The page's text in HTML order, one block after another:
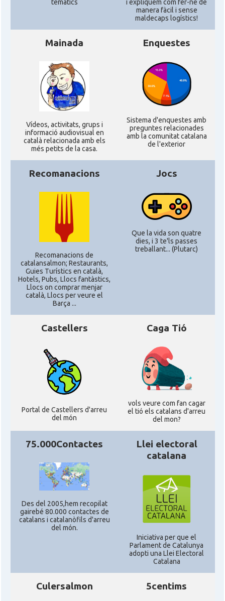
Catalans a Maine, USA
CAMON Catalans a MIAMI
CAMON Catalans a MINNESOTA
CAMON Catalans a NEBRASKA
CAMON Catalans a NEW MEXICO
CAMON Catalans a New Orleans
CAMON
CAMON Catalans a OKLAHOMA
Catalans a ORLANDO
CAMON
Catalans a Philadelphia,
CAMON Catalans a PHOENIX
Catalans a Portland (OR)
CAMON Catalans a PROVIDENCE
Catalans a RENO
CAMON Catalans a SAINT LOUIS
CAMON Catalans a San Antonio - Texas
CAMON Catalans a San Diego
CAMON Catalans a SAN FRANCISCO
Catalans a Sarasota, Florida, USA
temàtics
i expliquem com fer-ne de
manera fàcil i sense
maldecaps logí­stics!
Mainada
Ví­deos, activitats, grups i
informació audiovisual en
català relacionada amb els
més petits de la casa.
Enquestes
Sistema d'enquestes amb
preguntes relacionades
amb la comunitat catalana
de l'exterior
Recomanacions
Recomanacions de
catalansalmon; Restaurants,
Guies Turístics en català,
Hotels, Pubs, Llocs fantàstics,
Llocs on comprar menjar
català, Llocs per veure el
Barça ...
Jocs
Que la vida son quatre
dies, i 3 te'ls passes
treballant... (Plutarc)
Castellers
Portal de Castellers d'arreu
del món
Caga Tió
vols veure com fan cagar
el tió els catalans d'arreu
del mon?
75.000Contactes
Des del 2005,hem recopilat
gairebé 80.000 contactes de
catalans i catalanòfils d'arreu
del món.
Llei electoral
catalana
Iniciativa per que el
Parlament de Catalunya
adopti una Llei Electoral
Catalana
Culersalmon 5centims